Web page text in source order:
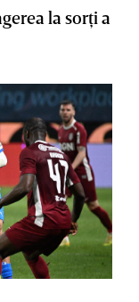
la sorţi a